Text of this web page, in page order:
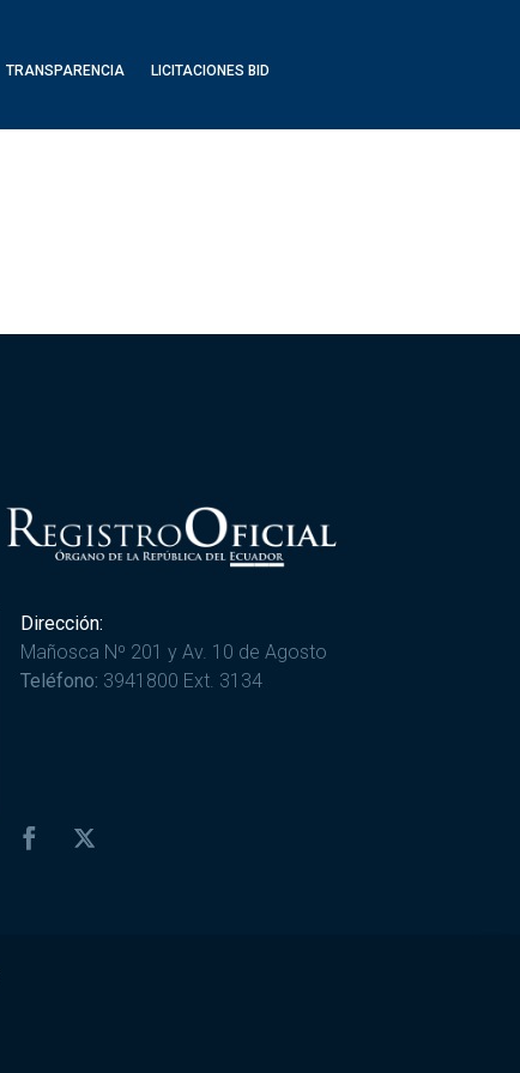
TRANSPARENCIA LICITACIONES BID
Dirección:
Mañosca Nº 201 y Av. 10 de Agosto
Teléfono: 3941800 Ext. 3134